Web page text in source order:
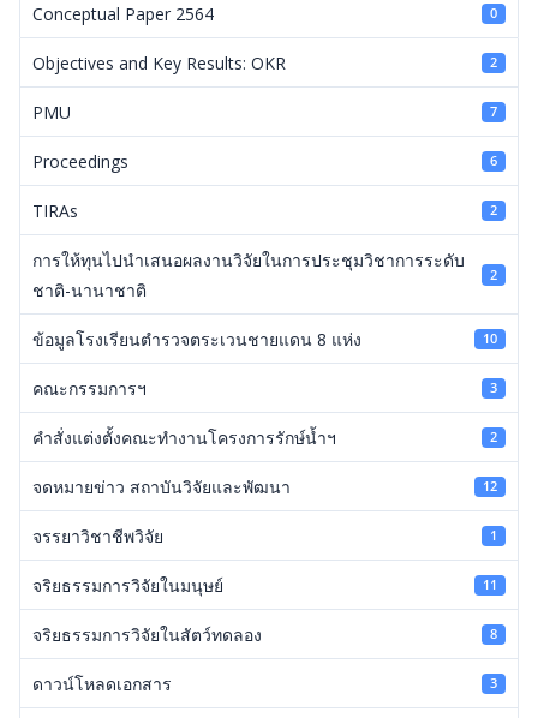
Conceptual Paper 2564 0
Objectives and Key Results: OKR 2
PMU 7
Proceedings 6
TIRAs 2
การให้ทุนไปนำเสนอผลงานวิจัยในการประชุมวิชาการระดับ
ชาติ-นานาชาติ
2
ข้อมูลโรงเรียนตำรวจตระเวนชายแดน 8 แห่ง 10
คณะกรรมการฯ 3
คำสั่งแต่งตั้งคณะทำงานโครงการรักษ์น้ำฯ 2
จดหมายข่าว สถาบันวิจัยและพัฒนา 12
จรรยาวิชาชีพวิจัย 1
จริยธรรมการวิจัยในมนุษย์ 11
จริยธรรมการวิจัยในสัตว์ทดลอง 8
ดาวน์โหลดเอกสาร 3